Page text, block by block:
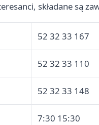
składane są
52 32 33 167
52 32 33 110
52 32 33 148
7:30 15:30